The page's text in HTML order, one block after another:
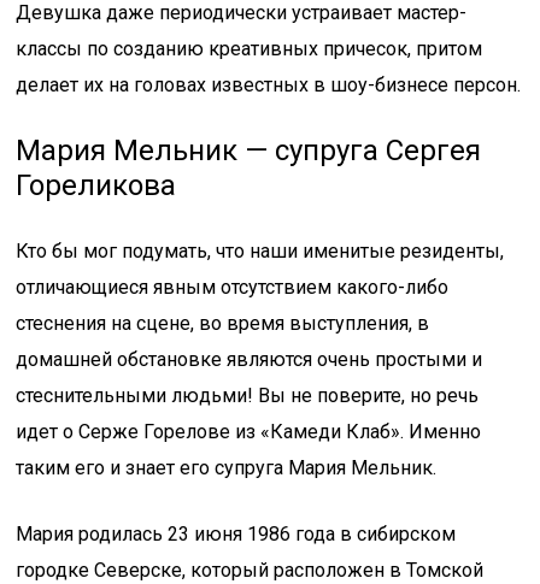
Девушка даже периодически устраивает мастер-
классы по созданию креативных причесок, притом
делает их на головах известных в шоу-бизнесе персон.
Мария Мельник — супруга Сергея
Гореликова
Кто бы мог подумать, что наши именитые резиденты,
отличающиеся явным отсутствием какого-либо
стеснения на сцене, во время выступления, в
домашней обстановке являются очень простыми и
стеснительными людьми! Вы не поверите, но речь
идет о Серже Горелове из «Камеди Клаб». Именно
таким его и знает его супруга Мария Мельник.
Мария родилась 23 июня 1986 года в сибирском
городке Северске, который расположен в Томской